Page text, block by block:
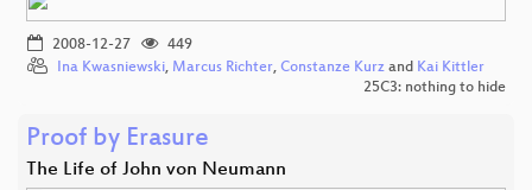
2008-12-27
449
Ina Kwasniewski, Marcus Richter, Constanze Kurz and Kai Kittler
25C3: nothing to hide
Proof by Erasure
The Life of John von Neumann